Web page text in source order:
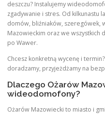
deszczu? Instalujemy
zgadywanie i stres. Od kilkunastu
domów, bliźniaków, szeregówek,
Mazowieckim oraz we wszystkich
po Wawer.
Chcesz konkretną wycenę i
doradzamy, przyjeżdżamy na
Dlaczego Ożarów
wideodomofony?
Ożarów Mazowiecki to miasto i